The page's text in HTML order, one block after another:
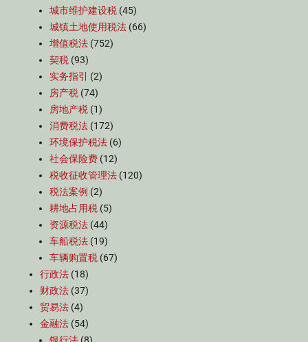
城市维护建设税 (45)
城镇土地使用税法 (66)
增值税法 (752)
契税 (93)
实务指引
(2)
房产税 (74)
房地产税 (1)
消费税法 (172)
环境保护税法 (6)
社会保险费 (12)
税收征收管理法 (120)
税法案例 (2)
耕地占用税 (5)
资源税法 (44)
车船税法 (19)
车辆购置税 (67)
行政法 (18)
财政法 (37)
贸易法 (4)
金融法 (54)